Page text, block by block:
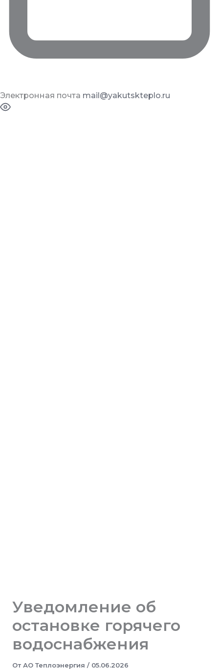
Электронная почта mail@yakutskteplo.ru
Уведомление об
остановке горячего
водоснабжения
От АО Теплоэнергия / 05.06.2026